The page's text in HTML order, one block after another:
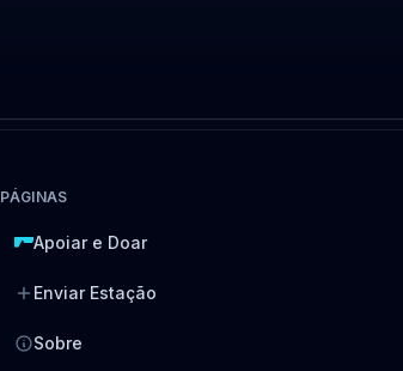
PÁGINAS
Apoiar e Doar
Enviar Estação
Sobre